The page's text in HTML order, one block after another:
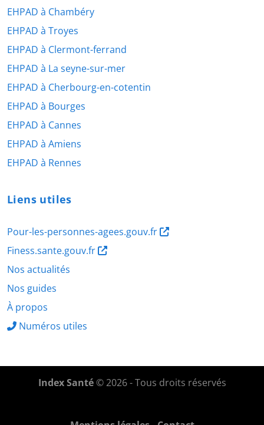
EHPAD à Chambéry
EHPAD à Troyes
EHPAD à Clermont-ferrand
EHPAD à La seyne-sur-mer
EHPAD à Cherbourg-en-cotentin
EHPAD à Bourges
EHPAD à Cannes
EHPAD à Amiens
EHPAD à Rennes
Liens utiles
Pour-les-personnes-agees.gouv.fr
Finess.sante.gouv.fr
Nos actualités
Nos guides
À propos
Numéros utiles
Index Santé© 2026 - Tous droits réservés